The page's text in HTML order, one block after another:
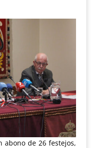
abono de 26 festejos,